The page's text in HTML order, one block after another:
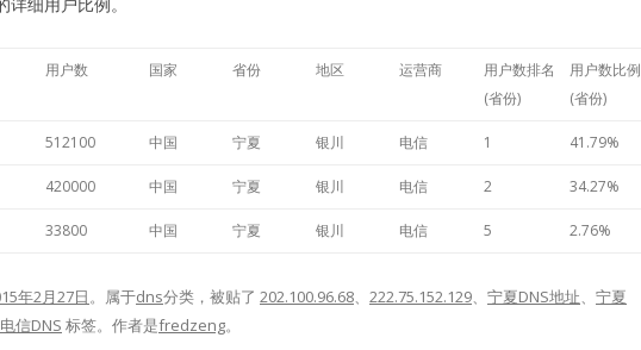
用户数 国家 省份 地区 运营商
用户数排名
(省份)
用户数比例
(省份)
512100 中国 宁夏 银川 电信 1 41.79%
420000 中国 宁夏 银川 电信 2 34.27%
33800 中国 宁夏 银川 电信 5 2.76%
年2月27日。属于dns分类，被贴了 202.100.96.68、 222.75.152.129、 宁夏DNS地址、 宁夏
信DNS 标签。 作者是fredzeng。